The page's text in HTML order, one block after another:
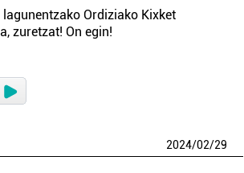
lagunentzako Ordiziako Kixket
zuretzat! On egin!
2024/02/29